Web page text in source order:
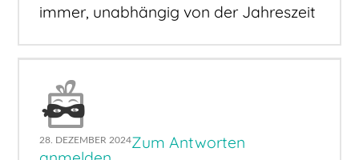
immer, unabhängig von der Jahreszeit
28. DEZEMBER 2024Zum Antworten